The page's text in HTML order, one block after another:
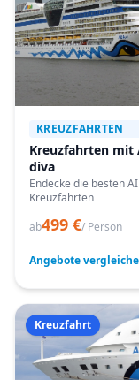
KREUZFAHRTEN
Kreuzfahrten mit
diva
Endecke die besten
Kreuzfahrten
ab499 €/ Person
Angebote
Kreuzfahrt